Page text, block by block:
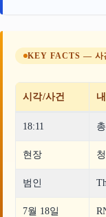
KEY FACTS — 사
시각/사건
18:11
현장
범인
7월 18일